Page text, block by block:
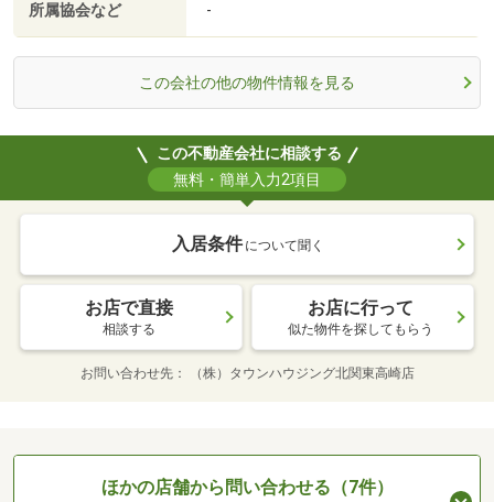
所属協会など -
この会社の他の物件情報を見る
この不動産会社に相談する
無料・簡単入力2項目
入居条件 について聞く
お店で直接
相談する
お店に行って
似た物件を探してもらう
お問い合わせ先 （株）タウンハウジング北関東高崎店
ほかの店舗から問い合わせる（7件）